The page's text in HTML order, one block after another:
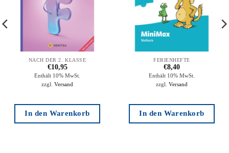
NACH DER 2. KLASSE
€10,95
Enthält 10% MwSt.
zzgl. Versand
In den Warenkorb
FERIENHEFTE
€8,40
Enthält 10% MwSt.
zzgl. Versand
In den Warenkorb